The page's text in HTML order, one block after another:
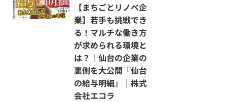
台が好きで、介護という仕事に
責任感を持ち、人の一生の最期
に関わる仕事を前向きに、楽し
く取り組める人と語ってくれま
株式会社みやと
【まちごとリノベ企
業】若手も挑戦でき
る！マルチな働き方
が求められる環境と
は？｜仙台の企業の
裏側を⼤公開『仙台
の給与明細』｜株式
会社エコラ